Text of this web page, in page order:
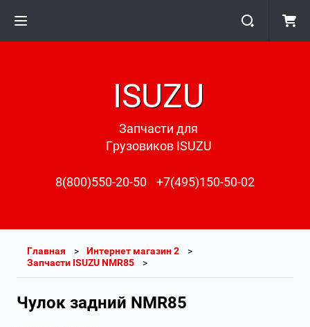
ISUZU
Запчасти для
Грузовиков ISUZU
8(800)550-20-50 +7(495)150-50-02
Главная
Интернет магазин 2
Запчасти ISUZU NMR85
Чулок задний NMR85